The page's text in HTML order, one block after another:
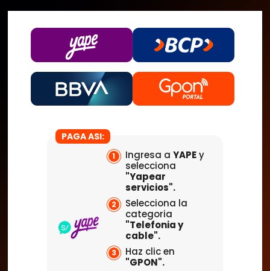
PAGA ASI:
1 Ingresa a YAPEy
selecciona
"Yapear
servicios".
2
Selecciona la
categoria
"Telefonia y
cable".
3
Haz clic en
"GPON".